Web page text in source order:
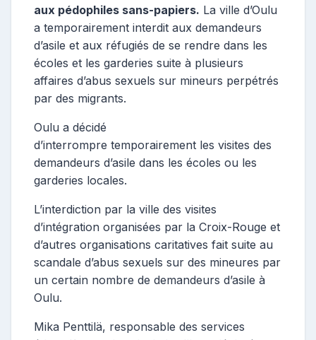
t
r
i
c
e
aux pédophiles sans-papiers. La ville d’Oulu
a temporairement interdit aux demandeurs
d’asile et aux réfugiés de se rendre dans les
écoles et les garderies suite à plusieurs
affaires d’abus sexuels sur mineurs perpétrés
par des migrants.
Oulu a décidé
d’interrompre temporairement les visites des
demandeurs d’asile dans les écoles ou les
garderies locales.
L’interdiction par la ville des visites
d’intégration organisées par la Croix-Rouge et
d’autres organisations caritatives fait suite au
scandale d’abus sexuels sur des mineures par
un certain nombre de demandeurs d’asile à
Oulu.
Mika Penttilä, responsable des services